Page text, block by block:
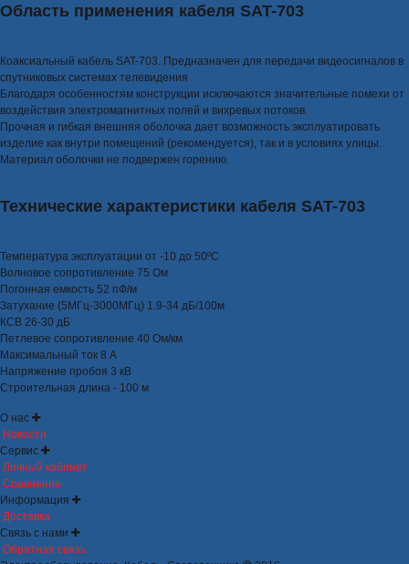
Область применения кабеля SAT-703
Коаксиальный кабель SAT-703. Предназначен для передачи видеосигналов в
спутниковых системах телевидения
Благодаря особенностям конструкции исключаются значительные помехи от
воздействия электромагнитных полей и вихревых потоков.
Прочная и гибкая внешняя оболочка дает возможность эксплуатировать
изделие как внутри помещений (рекомендуется), так и в условиях улицы.
Материал оболочки не подвержен горению.
Технические характеристики кабеля SAT-703
Температура эксплуатации от -10 до 50ºС
Волновое сопротивление 75 Ом
Погонная емкость 52 пФ/м
Затухание (5МГц-3000МГц) 1.9-34 дБ/100м
КСВ 26-30 дБ
Петлевое сопротивление 40 Ом/км
Максимальный ток 8 А
Напряжение пробоя 3 кВ
Строительная длина - 100 м
О нас
Новости
Сервис
Личный кабинет
Сравнение
Информация
Доставка
Связь с нами
Обратная связь